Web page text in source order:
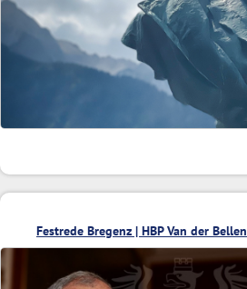
Festrede Bregenz | HBP Van der Bellen